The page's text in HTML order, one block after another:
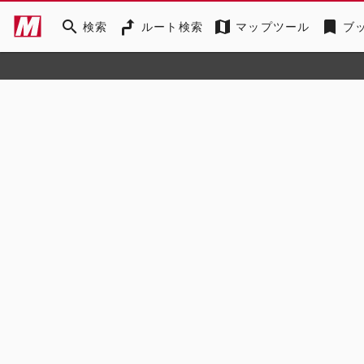
search 検索 ルート検索 map マップツール bookmark ブ